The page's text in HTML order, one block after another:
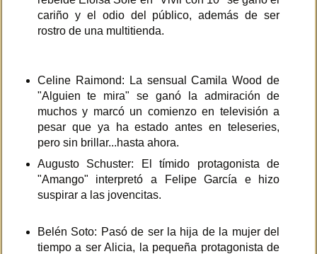
cariño y el odio del público, además de ser
rostro de una multitienda.
Celine Raimond: La sensual Camila Wood de
"Alguien te mira" se ganó la admiración de
muchos y marcó un comienzo en televisión a
pesar que ya ha estado antes en teleseries,
pero sin brillar...hasta ahora.
Augusto Schuster: El tímido protagonista de
"Amango" interpretó a Felipe García e hizo
suspirar a las jovencitas.
Belén Soto: Pasó de ser la hija de la mujer del
tiempo a ser Alicia, la pequeña protagonista de